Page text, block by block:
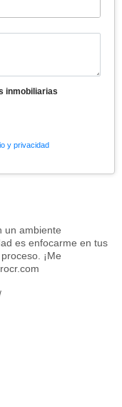
inmobiliarias
y privacidad
un ambiente
es enfocarme en tus
¡Me